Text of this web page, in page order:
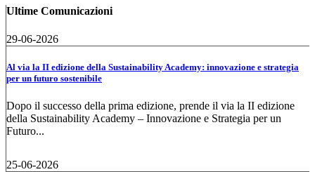
Ultime Comunicazioni
29-06-2026
Al via la II edizione della Sustainability Academy: innovazione e strategia
per un futuro sostenibile
Dopo il successo della prima edizione, prende il via la II edizione
della Sustainability Academy – Innovazione e Strategia per un
Futuro...
25-06-2026